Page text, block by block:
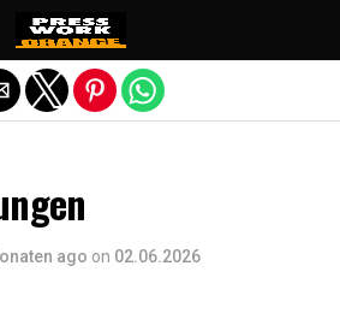
ago on 02.06.2026
Version verlassen